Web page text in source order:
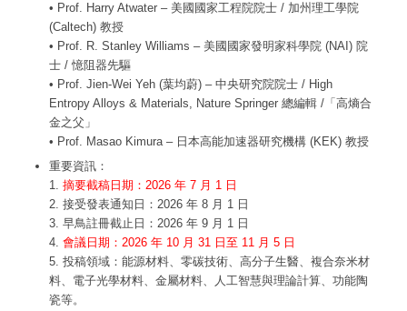
• Prof. Harry Atwater – 美國國家工程院院士 / 加州理工學院
(Caltech) 教授
• Prof. R. Stanley Williams – 美國國家發明家科學院 (NAI) 院
士 / 憶阻器先驅
• Prof. Jien-Wei Yeh (葉均蔚) – 中央研究院院士 / High
Entropy Alloys & Materials, Nature Springer 總編輯 /「高熵合
金之父」
• Prof. Masao Kimura – 日本高能加速器研究機構 (KEK) 教授
重要資訊：
1. 摘要截稿日期：2026 年 7 月 1 日
2. 接受發表通知日：2026 年 8 月 1 日
3. 早鳥註冊截止日：2026 年 9 月 1 日
4. 會議日期：2026 年 10 月 31 日至 11 月 5 日
5. 投稿領域：能源材料、零碳技術、高分子生醫、複合奈米材
料、電子光學材料、金屬材料、人工智慧與理論計算、功能陶
瓷等。